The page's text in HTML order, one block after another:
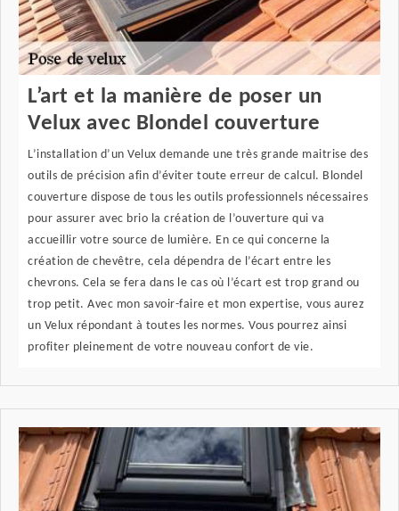
L’art et la manière de poser un
Velux avec Blondel couverture
L’installation d’un Velux demande une très grande maitrise des
outils de précision afin d’éviter toute erreur de calcul. Blondel
couverture dispose de tous les outils professionnels nécessaires
pour assurer avec brio la création de l’ouverture qui va
accueillir votre source de lumière. En ce qui concerne la
création de chevêtre, cela dépendra de l’écart entre les
chevrons. Cela se fera dans le cas où l’écart est trop grand ou
trop petit. Avec mon savoir-faire et mon expertise, vous aurez
un Velux répondant à toutes les normes. Vous pourrez ainsi
profiter pleinement de votre nouveau confort de vie.